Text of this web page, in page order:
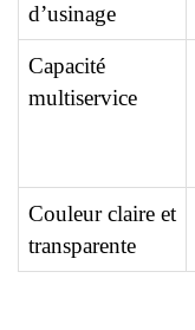
d’usinage
Capacité
multiservice
Couleur claire et
transparente